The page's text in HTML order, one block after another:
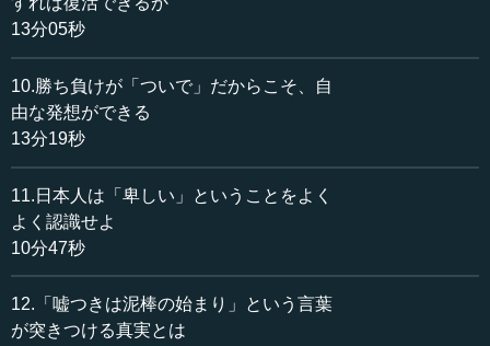
放な戦う力」をちゃんと捉えています。
―― そうですね。
執行 ただ、われわれのイメージだと、江戸時代のしっか
りした封建道徳を武士道だと思ってしまっています。あれ
す。
―― そうですね。そこが混ざって、さらに新渡戸稲造の
『武士道』というものもある。
執行 あれは有名ですから。ただ、あれも朱子学です。
13分05秒
10.勝ち負けが「ついで」だからこそ、自
由な発想ができる
13分19秒
11.日本人は「卑しい」ということをよく
よく認識せよ
10分47秒
12.「嘘つきは泥棒の始まり」という言葉
が突きつける真実とは